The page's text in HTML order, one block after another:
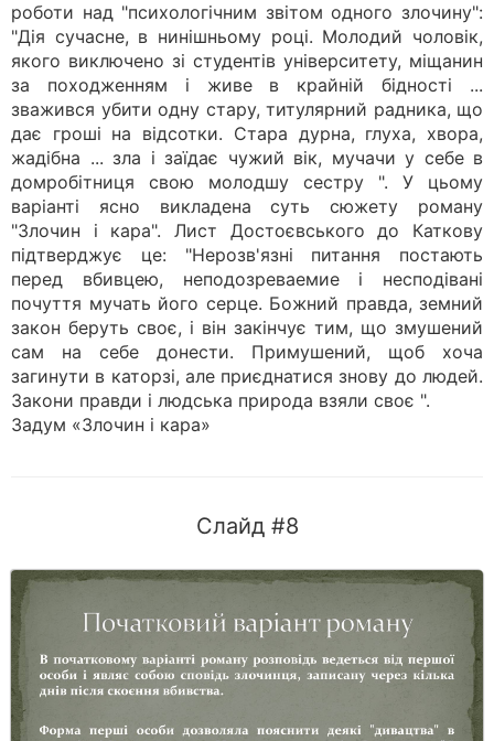
роботи над "психологічним звітом одного злочину":
"Дія сучасне, в нинішньому році. Молодий чоловік,
якого виключено зі студентів університету, міщанин
за походженням і живе в крайній бідності ...
зважився убити одну стару, титулярний радника, що
дає гроші на відсотки. Стара дурна, глуха, хвора,
жадібна ... зла і заїдає чужий вік, мучачи у себе в
домробітниця свою молодшу сестру ". У цьому
варіанті ясно викладена суть сюжету роману
"Злочин і кара". Лист Достоєвського до Каткову
підтверджує це: "Нерозв'язні питання постають
перед вбивцею, неподозреваемие і несподівані
почуття мучать його серце. Божний правда, земний
закон беруть своє, і він закінчує тим, що змушений
сам на себе донести. Примушений, щоб хоча
загинути в каторзі, але приєднатися знову до людей.
Закони правди і людська природа взяли своє ".
Задум «Злочин і кара»
Слайд #8